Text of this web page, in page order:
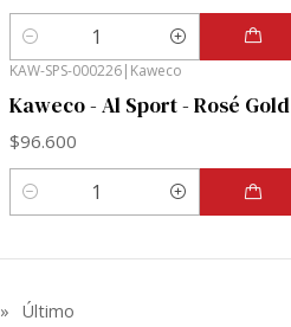
Cantidad
KAW-SPS-000226| Kaweco
Kaweco - Al Sport - Rosé Gold
$96.600
Cantidad
» Último